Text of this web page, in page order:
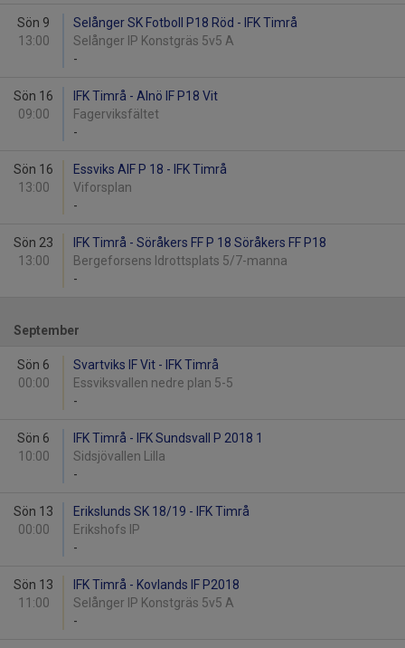
Sön 9
13:00
Selånger SK Fotboll P18 Röd - IFK Timrå
Selånger IP Konstgräs 5v5 A
-
Sön 16
09:00
IFK Timrå - Alnö IF P18 Vit
Fagerviksfältet
-
Sön 16
13:00
Essviks AIF P 18 - IFK Timrå
Viforsplan
-
Sön 23
13:00
IFK Timrå - Söråkers FF P 18 Söråkers FF P18
Bergeforsens Idrottsplats 5/7-manna
-
September
Sön 6
00:00
Svartviks IF Vit - IFK Timrå
Essviksvallen nedre plan 5-5
-
Sön 6
10:00
IFK Timrå - IFK Sundsvall P 2018 1
Sidsjövallen Lilla
-
Sön 13
00:00
Erikslunds SK 18/19 - IFK Timrå
Erikshofs IP
-
Sön 13
11:00
IFK Timrå - Kovlands IF P2018
Selånger IP Konstgräs 5v5 A
-